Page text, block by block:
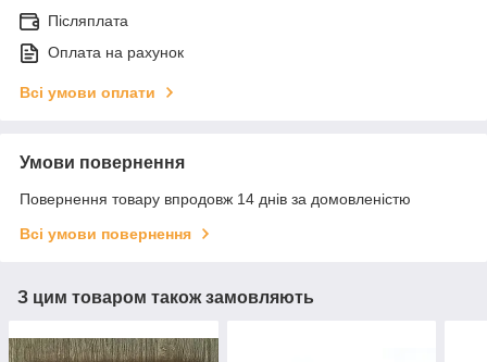
Післяплата
Оплата на рахунок
Всі умови оплати
Умови повернення
Повернення товару впродовж 14 днів за домовленістю
Всі умови повернення
З цим товаром також замовляють